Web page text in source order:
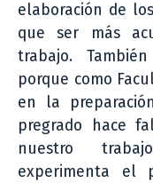
elaboración de
que ser más
trabajo.
porque como
en la
pregrado hace
nuestro
experimenta el